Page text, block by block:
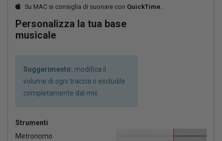
Su MAC si consiglia di suonare con QuickTime.
Personalizza la tua base
musicale
Suggerimento: modifica il
volume di ogni traccia o escludile
completamente dal mix
Strumenti
Metronomo